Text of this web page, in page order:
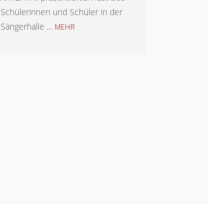
Schülerinnen und Schüler in der
Sängerhalle ... MEHR